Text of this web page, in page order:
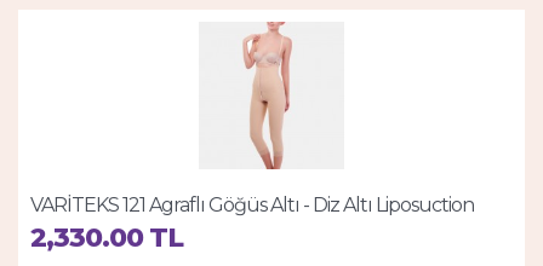
VARİTEKS 121 Agraflı Göğüs Altı - Diz Altı Liposuction
Korse
2,330.00 TL